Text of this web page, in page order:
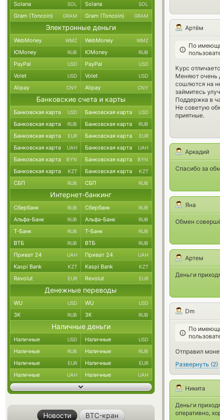
Артём
По
Курс
Меняют очень
сошлются на
займитесь
Поддержка в
Не советую
приятные.
Аркадий
Спасибо за
Яна
Обмен
Артем
Деньги
Dm
По
Отправил
Развернуть (2)
Никита
Деньги
оперативно,
Solana SOL Solana SOL
Gram (Toncoin) GRAM Gram (Toncoin) GRAM
Электронные деньги
WebMoney WMZ WebMoney WMZ
ЮMoney RUB ЮMoney RUB
PayPal USD PayPal USD
Volet USD Volet USD
Alipay CNY Alipay CNY
Банковские счета и карты
Банковская карта USD Банковская карта USD
Банковская карта RUB Банковская карта RUB
Банковская карта EUR Банковская карта EUR
Банковская карта UAH Банковская карта UAH
Банковская карта BYN Банковская карта BYN
Банковская карта KZT Банковская карта KZT
СБП RUB СБП RUB
Интернет-банкинг
Сбербанк RUB Сбербанк RUB
Альфа-Банк RUB Альфа-Банк RUB
Т-Банк RUB Т-Банк RUB
ВТБ RUB ВТБ RUB
Приват 24 UAH Приват 24 UAH
Kaspi Bank KZT Kaspi Bank KZT
Revolut EUR Revolut EUR
Денежные переводы
WU USD WU USD
ЗК RUB ЗК RUB
Наличные деньги
Наличные USD Наличные USD
Наличные RUB Наличные RUB
Наличные EUR Наличные EUR
Наличные UAH Наличные UAH
Новости BTC-кран